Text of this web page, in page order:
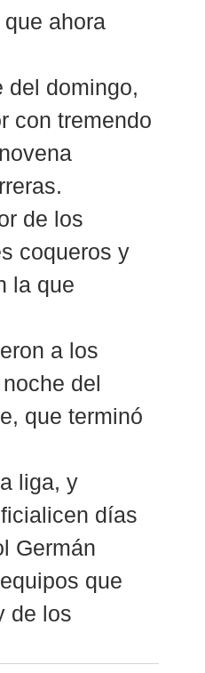
ahora
del domingo,
con tremendo
de los
coqueros y
la que
a los
del
que terminó
liga, y
días
Germán
que
de los